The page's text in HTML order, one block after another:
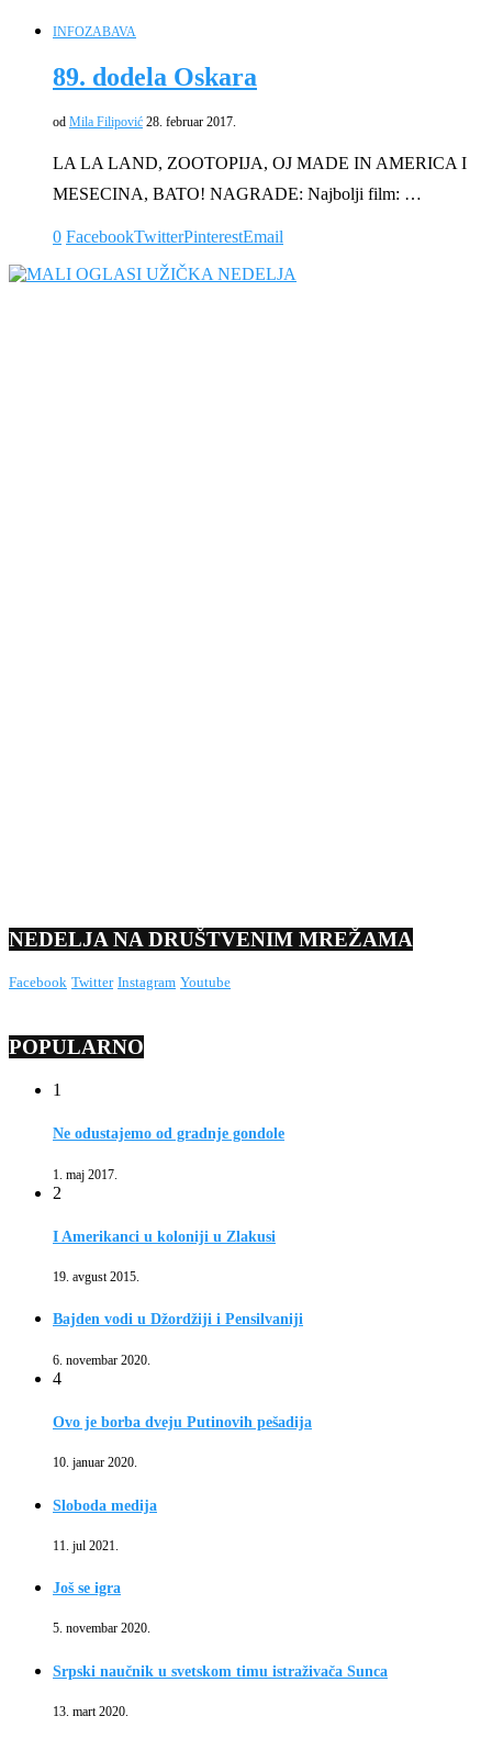
INFOZABAVA
89. dodela Oskara
od Mila Filipović 28. februar 2017.
LA LA LAND, ZOOTOPIJA, OJ MADE IN AMERICA I
MESECINA, BATO! NAGRADE: Najbolji film: …
0 FacebookTwitterPinterestEmail
NEDELJA NA DRUŠTVENIM MREŽAMA
Facebook Twitter Instagram Youtube
POPULARNO
1
Ne odustajemo od gradnje gondole
1. maj 2017.
2
I Amerikanci u koloniji u Zlakusi
19. avgust 2015.
Bajden vodi u Džordžiji i Pensilvaniji
6. novembar 2020.
4
Ovo je borba dveju Putinovih pešadija
10. januar 2020.
Sloboda medija
11. jul 2021.
Još se igra
5. novembar 2020.
Srpski naučnik u svetskom timu istraživača Sunca
13. mart 2020.